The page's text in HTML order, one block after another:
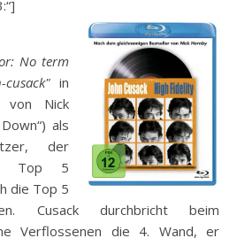
No term
in
von Nick
als
der
Top 5
die Top 5
Cusack durchbricht beim
Verflossenen die 4. Wand, er